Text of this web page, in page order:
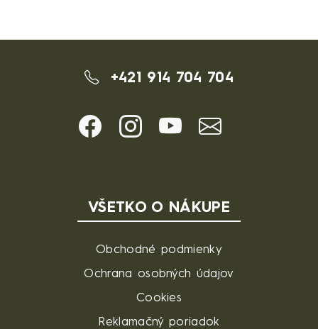
+421 914 704 704
VŠETKO O NÁKUPE
Obchodné podmienky
Ochrana osobných údajov
Cookies
Reklamačný poriadok